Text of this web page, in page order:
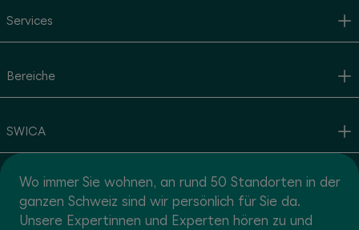
Services
Bereiche
SWICA
Wo immer Sie wohnen, an rund 50 Standorten in der
ganzen Schweiz sind wir persönlich für Sie da.
Unsere Expertinnen und Experten hören zu und